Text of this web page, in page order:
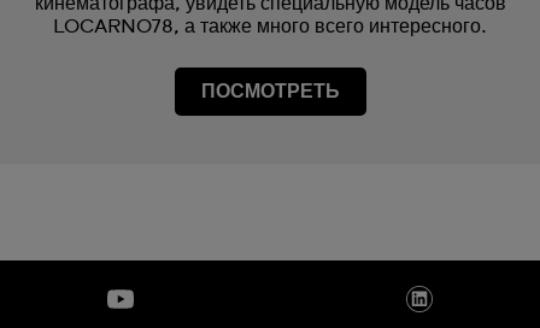
LOCARNO78, а также много всего интересного.
ПОСМОТРЕТЬ